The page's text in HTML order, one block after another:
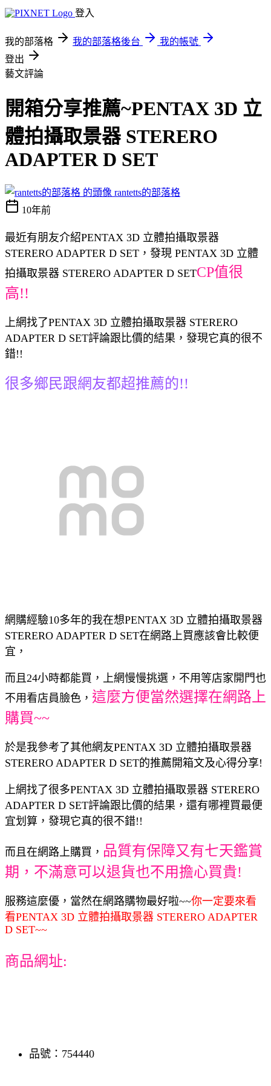
登入
我的部落格 我的部落格後台
我的帳號
登出
藝文評論
開箱分享推薦~PENTAX 3D 立
體拍攝取景器 STERERO
ADAPTER D SET
rantetts的部落格
10年前
最近有朋友介紹PENTAX 3D 立體拍攝取景器
STERERO ADAPTER D SET，發現 PENTAX 3D 立體
拍攝取景器 STERERO ADAPTER D SETCP值很
高!!
上網找了PENTAX 3D 立體拍攝取景器 STERERO
ADAPTER D SET評論跟比價的結果，發現它真的很不
錯!!
很多鄉民跟網友都超推薦的!!
網購經驗10多年的我在想PENTAX 3D 立體拍攝取景器
STERERO ADAPTER D SET在網路上買應該會比較便
宜，
而且24小時都能買，上網慢慢挑選，不用等店家開門也
不用看店員臉色， 這麼方便當然選擇在網路上
購買~~
於是我參考了其他網友PENTAX 3D 立體拍攝取景器
STERERO ADAPTER D SET的推薦開箱文及心得分享!
上網找了很多PENTAX 3D 立體拍攝取景器 STERERO
ADAPTER D SET評論跟比價的結果，還有哪裡買最便
宜划算，發現它真的很不錯!!
而且在網路上購買， 品質有保障又有七天鑑賞
期，不滿意可以退貨也不用擔心買貴!
服務這麼優，當然在網路購物最好啦~~你一定要來看
看PENTAX 3D 立體拍攝取景器 STERERO ADAPTER
D SET~~
商品網址:
品號：754440